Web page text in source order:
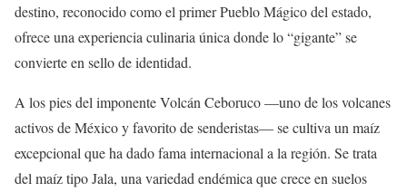
destino, reconocido como el primer Pueblo Mágico del estado,
ofrece una experiencia culinaria única donde lo “gigante” se
convierte en sello de identidad.
A los pies del imponente Volcán Ceboruco —uno de los volcanes
activos de México y favorito de senderistas— se cultiva un maíz
excepcional que ha dado fama internacional a la región. Se trata
del maíz tipo Jala, una variedad endémica que crece en suelos